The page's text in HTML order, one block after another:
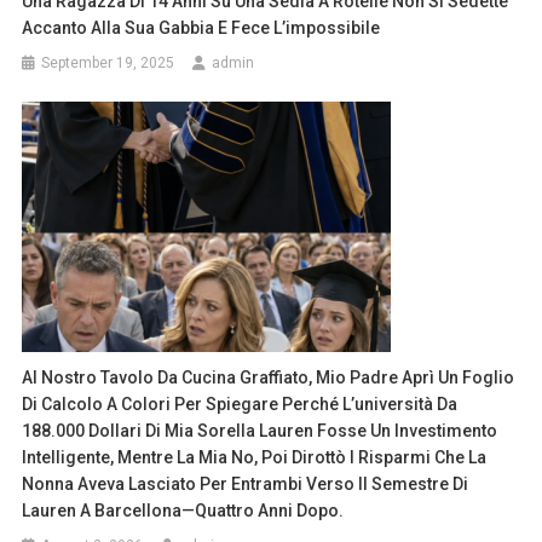
Accanto Alla Sua Gabbia E Fece L’impossibile
September 19, 2025 admin
Al Nostro Tavolo Da Cucina Graffiato, Mio Padre Aprì Un Foglio
Di Calcolo A Colori Per Spiegare Perché L’università Da
188.000 Dollari Di Mia Sorella Lauren Fosse Un Investimento
Intelligente, Mentre La Mia No, Poi Dirottò I Risparmi Che La
Nonna Aveva Lasciato Per Entrambi Verso Il Semestre Di
Lauren A Barcellona—Quattro Anni Dopo.